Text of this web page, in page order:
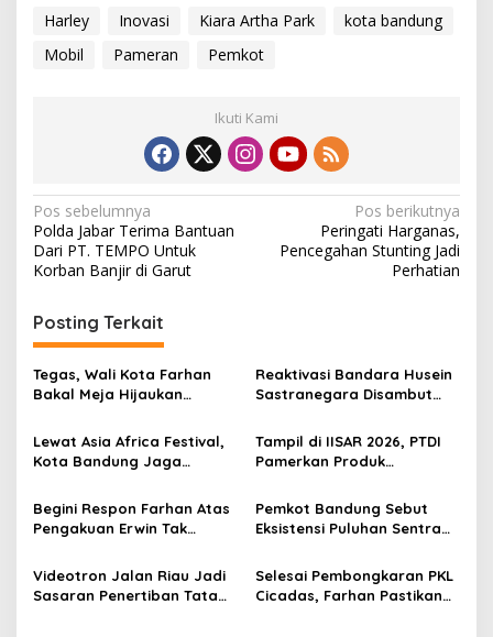
Harley Inovasi Kiara Artha Park
kota bandung
Mobil
Pameran Pemkot
Ikuti Kami
N
a
v
i
g
a
s
i
p
s
Pos sebelumnya
Polda Jabar Terima Bantuan
Dari PT. TEMPO Untuk
Korban Banjir di Garut
Pos berikutnya
Peringati Harganas,
Pencegahan Stunting Jadi
Perhatian
Posting Terkait
Tegas, Wali Kota Farhan
Bakal Meja Hijaukan
Riau
Reaktivasi Bandara Husein
Sastranegara Disambut
Air Jet
Lewat Asia Africa Festival,
Kota Bandung Jaga
Global
Tampil di IISAR 2026, PTDI
Pamerkan Produk
Operasi SAR
Begini Respon Farhan Atas
Pengakuan Erwin Tak
Pemerintahan
Pemkot Bandung Sebut
Eksistensi Puluhan Sentra
PDRB Terbesar
Videotron Jalan Riau Jadi
Sasaran Penertiban Tata
Selesai Pembongkaran PKL
Cicadas, Farhan Pastikan